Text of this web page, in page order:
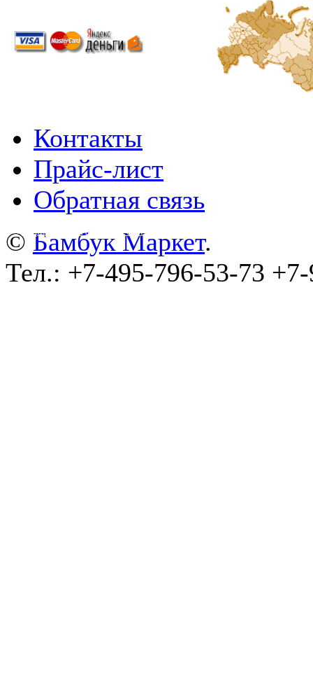
Контакты
Прайс-лист
Обратная связь
© wa-plugins.ru - Разработка сайта
© Бамбук Маркет.
Тел.: +7-495-796-53-73